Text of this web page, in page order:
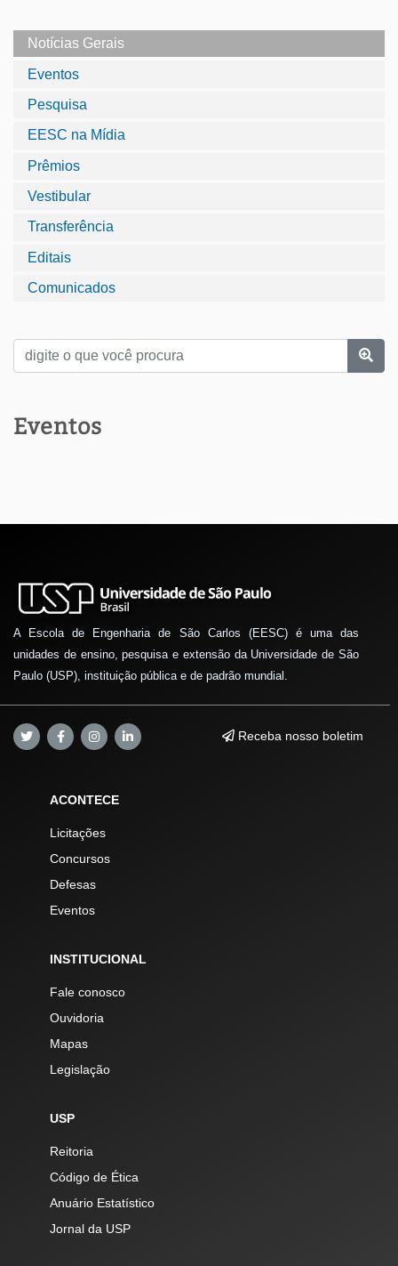
Notícias Gerais
Eventos
Pesquisa
EESC na Mídia
Prêmios
Vestibular
Transferência
Editais
Comunicados
Eventos
A Escola de Engenharia de São Carlos (EESC) é uma das
unidades de ensino, pesquisa e extensão da Universidade de São
Paulo (USP), instituição pública e de padrão mundial.
Receba nosso boletim
ACONTECE
Licitações
Concursos
Defesas
Eventos
INSTITUCIONAL
Fale conosco
Ouvidoria
Mapas
Legislação
USP
Reitoria
Código de Ética
Anuário Estatístico
Jornal da USP